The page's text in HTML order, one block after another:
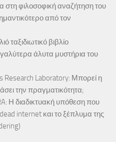
φιλοσοφική αναζήτηση του
από τον
ταξιδιωτικό βιβλίο
άλυτα μυστήρια του
Research Laboratory: Μπορεί η
την πραγματικότητα;
Η διαδικτυακή υπόθεση που
internet και το ξέπλυμα της